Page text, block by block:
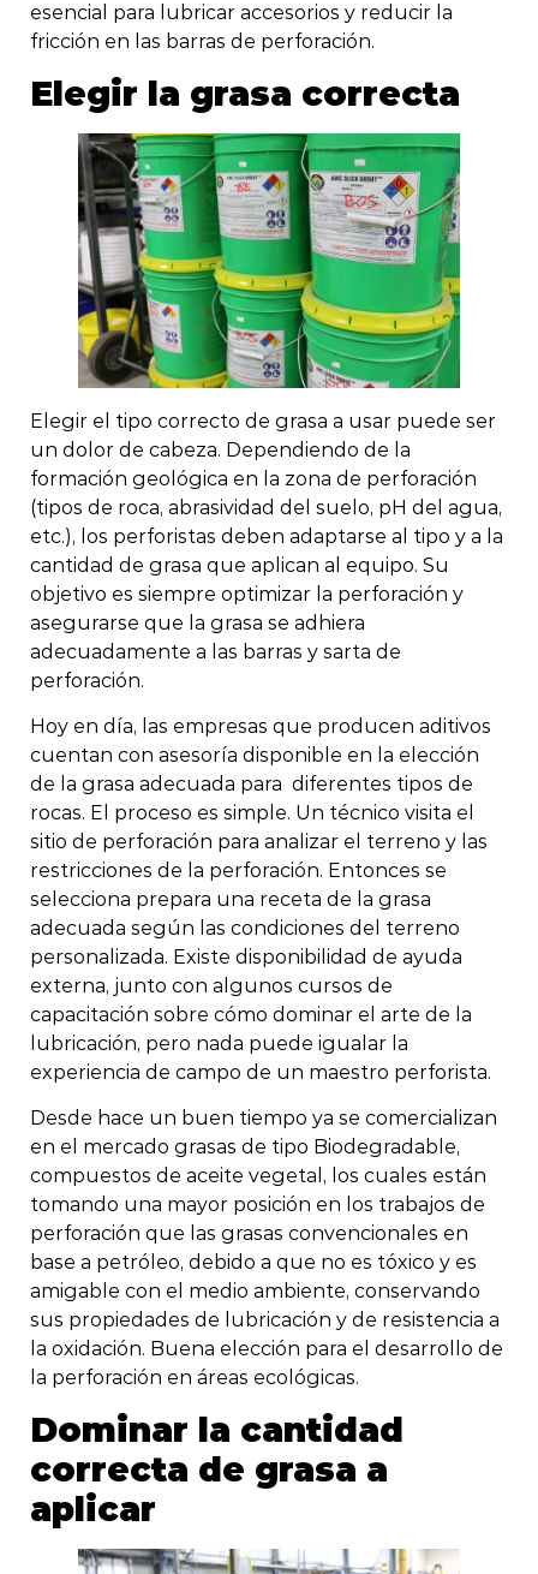
esencial para lubricar accesorios y reducir la
fricción en las barras de perforación.
Elegir la grasa correcta
Elegir el tipo correcto de grasa a usar puede ser
un dolor de cabeza. Dependiendo de la
formación geológica en la zona de perforación
(tipos de roca, abrasividad del suelo, pH del agua,
etc.), los perforistas deben adaptarse al tipo y a la
cantidad de grasa que aplican al equipo. Su
objetivo es siempre optimizar la perforación y
asegurarse que la grasa se adhiera
adecuadamente a las barras y sarta de
perforación.
Hoy en día, las empresas que producen aditivos
cuentan con asesoría disponible en la elección
de la grasa adecuada para diferentes tipos de
rocas. El proceso es simple. Un técnico visita el
sitio de perforación para analizar el terreno y las
restricciones de la perforación. Entonces se
selecciona prepara una receta de la grasa
adecuada según las condiciones del terreno
personalizada. Existe disponibilidad de ayuda
externa, junto con algunos cursos de
capacitación sobre cómo dominar el arte de la
lubricación, pero nada puede igualar la
experiencia de campo de un maestro perforista.
Desde hace un buen tiempo ya se comercializan
en el mercado grasas de tipo Biodegradable,
compuestos de aceite vegetal, los cuales están
tomando una mayor posición en los trabajos de
perforación que las grasas convencionales en
base a petróleo, debido a que no es tóxico y es
amigable con el medio ambiente, conservando
sus propiedades de lubricación y de resistencia a
la oxidación. Buena elección para el desarrollo de
la perforación en áreas ecológicas.
Dominar la cantidad
correcta de grasa a
aplicar